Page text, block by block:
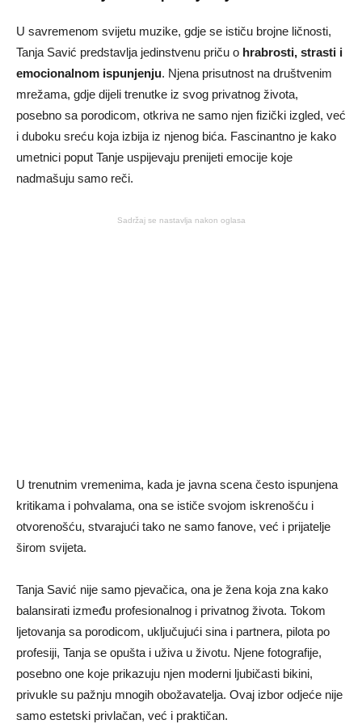
U savremenom svijetu muzike, gdje se ističu brojne ličnosti,
Tanja Savić predstavlja jedinstvenu priču o hrabrosti, strasti i
emocionalnom ispunjenju. Njena prisutnost na društvenim
mrežama, gdje dijeli trenutke iz svog privatnog života,
posebno sa porodicom, otkriva ne samo njen fizički izgled, već
i duboku sreću koja izbija iz njenog bića. Fascinantno je kako
umetnici poput Tanje uspijevaju prenijeti emocije koje
nadmašuju samo reči.
Sadržaj se nastavlja nakon oglasa
U trenutnim vremenima, kada je javna scena često ispunjena
kritikama i pohvalama, ona se ističe svojom iskrenošću i
otvorenošću, stvarajući tako ne samo fanove, već i prijatelje
širom svijeta.
Tanja Savić nije samo pjevačica, ona je žena koja zna kako
balansirati između profesionalnog i privatnog života. Tokom
ljetovanja sa porodicom, uključujući sina i partnera, pilota po
profesiji, Tanja se opušta i uživa u životu. Njene fotografije,
posebno one koje prikazuju njen moderni ljubičasti bikini,
privukle su pažnju mnogih obožavatelja. Ovaj izbor odjeće nije
samo estetski privlačan, već i praktičan.